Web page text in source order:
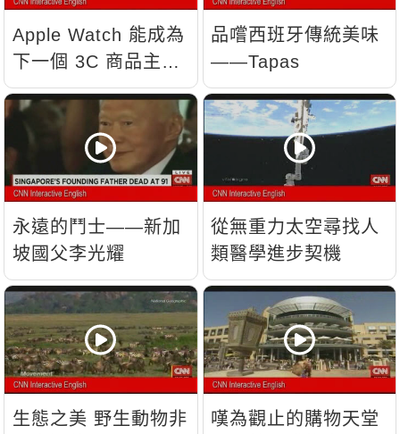
Apple Watch 能成為
下一個 3C 商品主
流？
品嚐西班牙傳統美味
——Tapas
永遠的鬥士——新加
坡國父李光耀
從無重力太空尋找人
類醫學進步契機
生態之美 野生動物非
嘆為觀止的購物天堂